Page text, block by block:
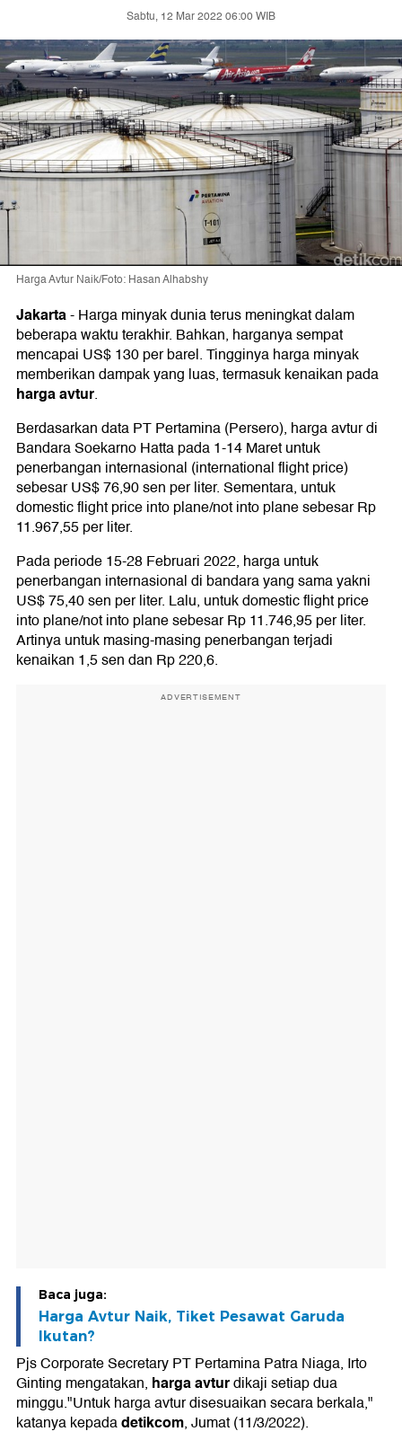
Sabtu, 12 Mar 2022 06:00 WIB
Harga Avtur Naik/Foto: Hasan Alhabshy
Jakarta-Harga minyak dunia terus meningkat dalam
beberapa waktu terakhir. Bahkan, harganya sempat
mencapai US$ 130 per barel. Tingginya harga minyak
memberikan dampak yang luas, termasuk kenaikan pada
harga avtur.
Berdasarkan data PT Pertamina (Persero), harga avtur di
Bandara Soekarno Hatta pada 1-14 Maret untuk
penerbangan internasional (international flight price)
sebesar US$ 76,90 sen per liter. Sementara, untuk
domestic flight price into plane/not into plane sebesar Rp
11.967,55 per liter.
Pada periode 15-28 Februari 2022, harga untuk
penerbangan internasional di bandara yang sama yakni
US$ 75,40 sen per liter. Lalu, untuk domestic flight price
into plane/not into plane sebesar Rp 11.746,95 per liter.
Artinya untuk masing-masing penerbangan terjadi
kenaikan 1,5 sen dan Rp 220,6.
ADVERTISEMENT
Baca juga:
Harga Avtur Naik, Tiket Pesawat Garuda
Ikutan?
Pjs Corporate Secretary PT Pertamina Patra Niaga, Irto
Ginting mengatakan, harga avturdikaji setiap dua
minggu."Untuk harga avtur disesuaikan secara berkala,"
katanya kepadadetikcom, Jumat (11/3/2022).